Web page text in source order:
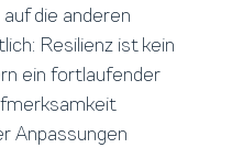
die anderen
Resilienz ist kein
ein fortlaufender
Anpassungen